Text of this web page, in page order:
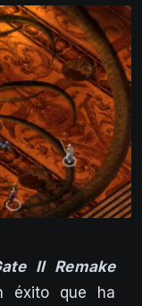
II Remake
éxito que ha